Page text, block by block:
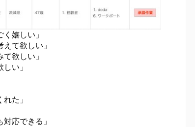
嬉しい」
て欲しい」
欲しい」
い」
た」
応できる」